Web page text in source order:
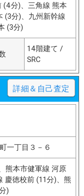
(4分)、三角線 熊本
(3分)、九州新幹線
(3分)
14階建て /
SRC
詳細＆自己査定
一丁目３－６
熊本市健軍線 河原
慶徳校前 (11分)、熊
)